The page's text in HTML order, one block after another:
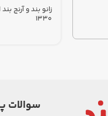
زانو بند و آرنج
1330
سوالات